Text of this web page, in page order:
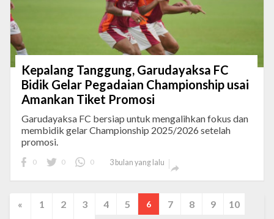
Kepalang Tanggung, Garudayaksa FC
Bidik Gelar Pegadaian Championship usai
Amankan Tiket Promosi
Garudayaksa FC bersiap untuk mengalihkan fokus dan
membidik gelar Championship 2025/2026 setelah
promosi.
0 0 0 3 bulan yang lalu

« 1 2 3 4 5 6 7 8 9 10